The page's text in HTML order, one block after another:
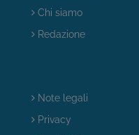
Chi siamo
Redazione
Note legali
Privacy